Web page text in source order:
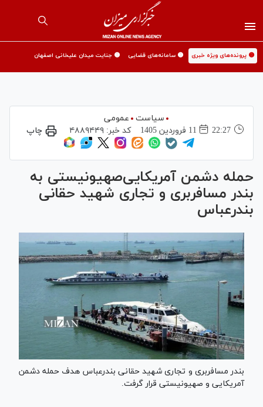
🟡 پرونده‌های ویژه خبری 🟡 سامانه‌های قضایی 🟡 جنایت میدان علیخانی اصفهان
سیاست
عمومی
22:27
11 فروردين 1405 کد خبر: ۴۸۸۹۴۴۹ چاپ
حمله دشمن آمریکایی‌صهیونیستی به
بندر مسافربری و تجاری شهید حقانی
بندرعباس
بندر مسافربری و تجاری شهید حقانی بندرعباس هدف حمله دشمن
آمریکایی و صهیونیستی قرار گرفت.